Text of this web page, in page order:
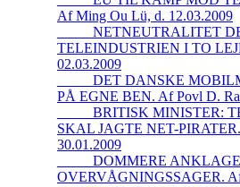
Af Ming Ou Lü, d. 12.03.2009
_____NETNEUTRALITET
TELEINDUSTRIEN I TO
02.03.2009
_____DET DANSKE
PÅ EGNE BEN. Af Povl D.
_____BRITISK MINISTER:
SKAL JAGTE NET-
30.01.2009
_____DOMMERE
OVERVÅGNINGSSAGER.